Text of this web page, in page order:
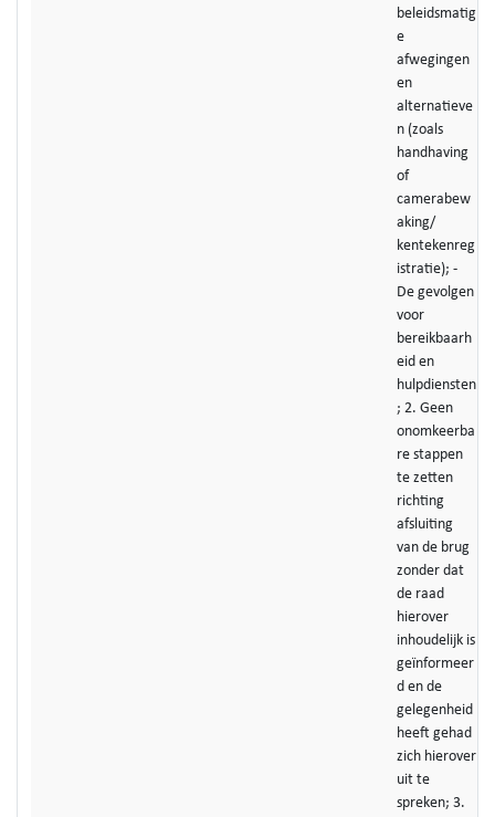
beleidsmatig
e
afwegingen
en
alternatieve
n (zoals
handhaving
of
camerabew
aking/
kentekenreg
istratie); -
De gevolgen
voor
bereikbaarh
eid en
hulpdiensten
; 2. Geen
onomkeerba
re stappen
te zetten
richting
afsluiting
van de brug
zonder dat
de raad
hierover
inhoudelijk is
geïnformeer
d en de
gelegenheid
heeft gehad
zich hierover
uit te
spreken; 3.